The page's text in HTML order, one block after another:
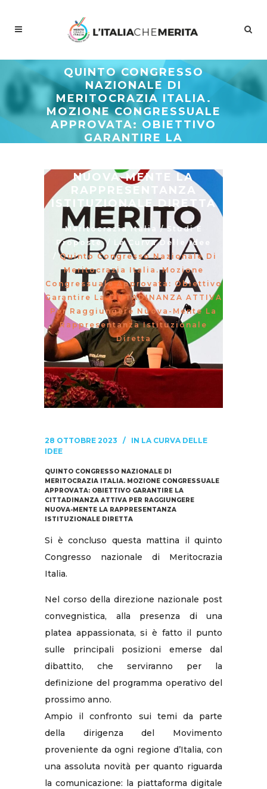
QUINTO CONGRESSO
NAZIONALE DI
MERITOCRAZIA ITALIA.
MOZIONE CONGRESSUALE
APPROVATA: OBIETTIVO
GARANTIRE LA
NUOVA-MENTE LA
RAPPRESENTANZA
ISTITUZIONALE DIRETTA
Meritocrazia Italia /Studi E
Proposte / La Curva Delle Idee
/Quinto Congresso Nazionale Di
Meritocrazia Italia. Mozione
Congressuale Approvata: Obiettivo
Garantire La CITTADINANZA ATTIVA
Per Raggiungere Nuova-Mente La
Rappresentanza Istituzionale
Diretta
28 OTTOBRE 2023 IN LA CURVA DELLE
IDEE
QUINTO CONGRESSO NAZIONALE DI
MERITOCRAZIA ITALIA. MOZIONE CONGRESSUALE
APPROVATA: OBIETTIVO GARANTIRE LA
CITTADINANZA ATTIVA PER RAGGIUNGERE
NUOVA-MENTE LA RAPPRESENTANZA
ISTITUZIONALE DIRETTA
Si è concluso questa mattina il quinto
Congresso nazionale di Meritocrazia
Italia.
Nel corso della direzione nazionale post
convegnistica, alla presenza di una
platea appassionata, si è fatto il punto
sulle principali posizioni emerse dal
dibattito, che serviranno per la
definizione del programma operativo del
prossimo anno.
Ampio il confronto sui temi da parte
della dirigenza del Movimento
proveniente da ogni regione d’Italia, con
una assoluta novità per quanto riguarda
la comunicazione: la piattaforma digitale